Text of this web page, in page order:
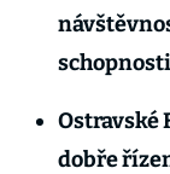
Ostravské
dobře